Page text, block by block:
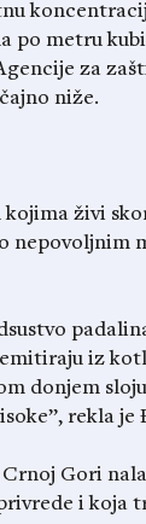
po metru
za
niže.
kojima živi
nepovoljnim
iz
donjem
rekla je
Gori
i koja